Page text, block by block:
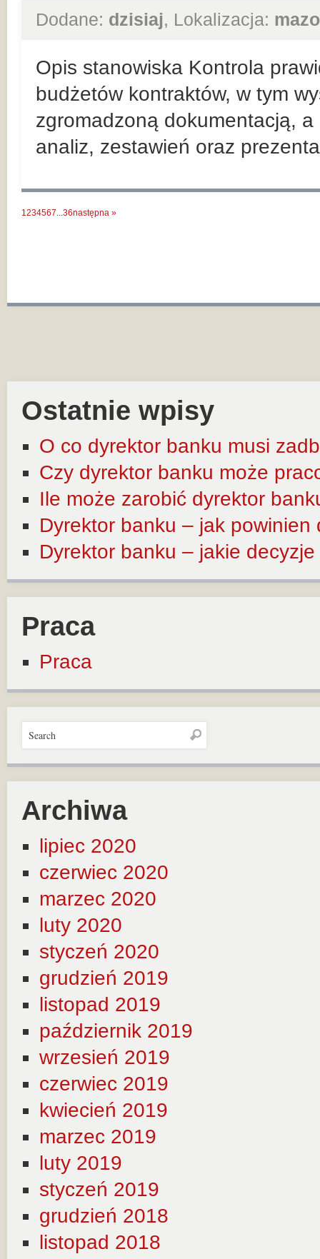
Dodane: dzisiaj, Lokalizacja:
Opis stanowiska Kontrola
budżetów kontraktów, w tym
zgromadzoną dokumentacją,
analiz, zestawień oraz
1234567...36następna »
Ostatnie wpisy
O co dyrektor banku musi
Czy dyrektor banku może
Ile może zarobić dyrektor
Dyrektor banku – jak
Dyrektor banku – jakie
Praca
Praca
Archiwa
lipiec 2020
czerwiec 2020
marzec 2020
luty 2020
styczeń 2020
grudzień 2019
listopad 2019
październik 2019
wrzesień 2019
czerwiec 2019
kwiecień 2019
marzec 2019
luty 2019
styczeń 2019
grudzień 2018
listopad 2018